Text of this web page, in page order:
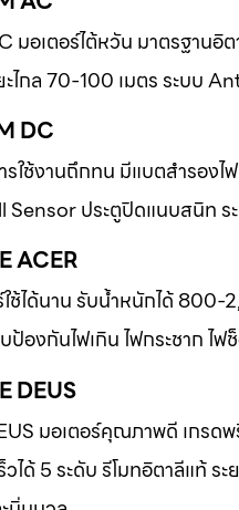
มอเตอร์ไต้หวัน มาตรฐานอิ
ไกล 70-100 เมตร ระบบ
DC
รใช้งานถึกทน มีแบตสำรอ
ประตูปิดแนบสนิท
ACER
ช้ได้นาน รับน้ำหนักได้
องกันไฟเกิน ไฟกระชาก ไฟ
DEUS
มอเตอร์คุณภาพดี เกรด
ได้ 5 ระดับ รีโมทอิตาลีแท้